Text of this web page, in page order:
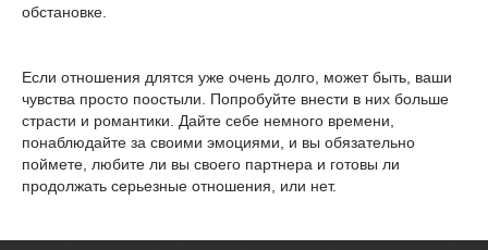
обстановке.
Если отношения длятся уже очень долго, может быть, ваши
чувства просто поостыли. Попробуйте внести в них больше
страсти и романтики. Дайте себе немного времени,
понаблюдайте за своими эмоциями, и вы обязательно
поймете, любите ли вы своего партнера и готовы ли
продолжать серьезные отношения, или нет.